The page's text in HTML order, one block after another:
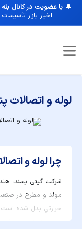
🔔با عضویت در کانال
اخبار بازار
لوله و اتصالات
چرا لوله و
شرکت گیتی پسند،
مولد و مطرح در
حرارتي بدل شده